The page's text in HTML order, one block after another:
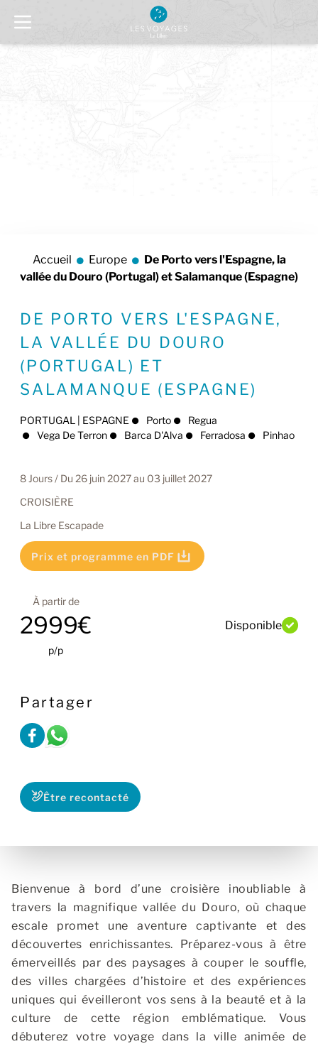
Accueil Europe
De Porto vers l'Espagne, la
vallée du Douro (Portugal) et Salamanque (Espagne)
DE PORTO VERS L'ESPAGNE,
LA VALLÉE DU DOURO
(PORTUGAL) ET
SALAMANQUE (ESPAGNE)
PORTUGAL | ESPAGNE Porto
Regua
Vega De Terron
Barca D'Alva Ferradosa Pinhao
8 Jours / Du 26 juin 2027 au 03 juillet 2027
CROISIÈRE
La Libre Escapade
Prix et programme en PDF
Disponible
À partir de
2999€
p/p
Partager
Être recontacté
Bienvenue à bord d’une croisière inoubliable à
travers la magnifique vallée du Douro, où chaque
escale promet une aventure captivante et des
découvertes enrichissantes. Préparez-vous à être
émerveillés par des paysages à couper le souffle,
des villes chargées d’histoire et des expériences
uniques qui éveilleront vos sens à la beauté et à la
culture de cette région emblématique. Vous
débuterez votre voyage dans la ville animée de